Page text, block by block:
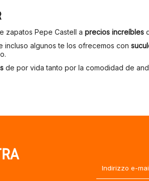
zapatos Pepe Castell a precios increíbles
incluso algunos te los ofrecemos con
de por vida tanto por la comodidad de